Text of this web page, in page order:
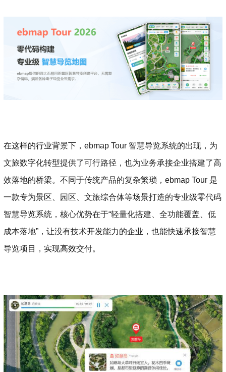
在这样的行业背景下，ebmap Tour 智慧导览系统的出现，为
文旅数字化转型提供了可行路径，也为业务承接企业搭建了高
效落地的桥梁。不同于传统产品的复杂繁琐，ebmap Tour 是
一款专为景区、园区、文旅综合体等场景打造的专业级零代码
智慧导览系统，核心优势在于“轻量化搭建、全功能覆盖、低
成本落地”，让没有技术开发能力的企业，也能快速承接智慧
导览项目，实现高效交付。